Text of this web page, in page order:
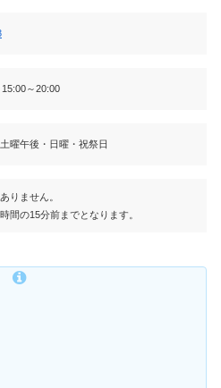
～20:00
曜午後・日曜・祝祭日
りません。
間の15分前までとなります。